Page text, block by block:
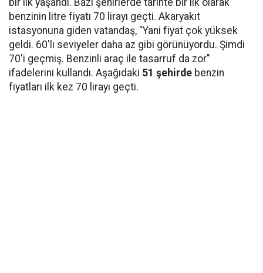
benzinin litre fiyatı 70 lirayı geçti. Akaryakıt
istasyonuna giden vatandaş, "Yani fiyat çok yüksek
geldi. 60'lı seviyeler daha az gibi görünüyordu. Şimdi
70'i geçmiş. Benzinli araç ile tasarruf da zor"
ifadelerini kullandı. Aşağıdaki 51 şehirde benzin
fiyatları ilk kez 70 lirayı geçti.